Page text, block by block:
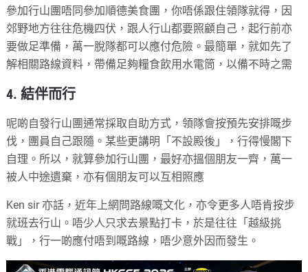
參加行山團唔同參加順德美食團，你唔係跟住領隊就得，因
郊野地方往往危機四伏，跟人行山都要照顧自己，起行前亦
要做足準備，萬一脫隊都可以應付危險。最簡單，就如先了
解相關路線資料，帶備足夠糧食飲用水電筒，以備不時之需
4. 結伴而行
呢啲自發行山團通常採取自助方式，領隊會按預先安排嘅步
伐，團員自己跟隨。某些更講明「不設殿後」，行得慢閣下
自理。所以，就算參加行山團，最好亦搵個朋友一齊，萬一
被人中途遺棄，亦有個朋友可以互相照應
Ken sir 亦話，近年上網問路線嘅文化，亦令更多人唔肯按步
就班去行山。唔少人只求去景點打卡，於是往往「越級挑
戰」，行一啲應付唔到嘅路線，唔少意外因而發生。